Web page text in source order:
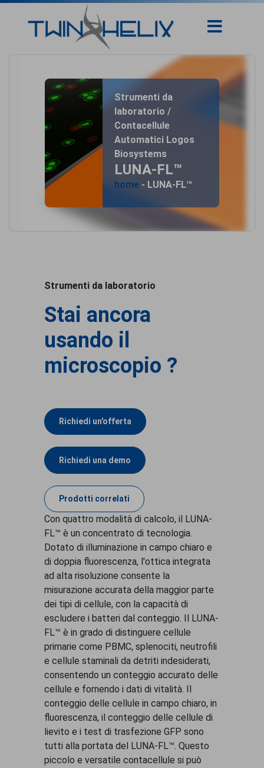
Strumenti da
laboratorio /
Contacellule
Automatici Logos
Biosystems
LUNA-FL™
home - LUNA-FL™
Strumenti da laboratorio
Stai ancora
usando il
microscopio ?
Richiedi un'offerta
Richiedi una demo
Prodotti correlati
Con quattro modalità di calcolo, il LUNA-
FL™ è un concentrato di tecnologia.
Dotato di illuminazione in campo chiaro e
di doppia fluorescenza, l'ottica integrata
ad alta risoluzione consente la
misurazione accurata della maggior parte
dei tipi di cellule, con la capacità di
escludere i batteri dal conteggio. Il LUNA-
FL™ è in grado di distinguere cellule
primarie come PBMC, splenociti, neutrofili
e cellule staminali da detriti indesiderati,
consentendo un conteggio accurato delle
cellule e fornendo i dati di vitalità. Il
conteggio delle cellule in campo chiaro, in
fluorescenza, il conteggio delle cellule di
lievito e i test di trasfezione GFP sono
tutti alla portata del LUNA-FL™. Questo
piccolo e versatile contacellule si può